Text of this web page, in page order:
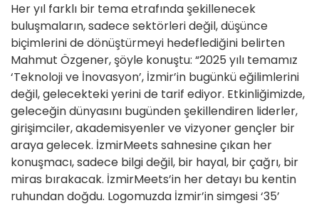
Her yıl farklı bir tema etrafında şekillenecek
buluşmaların, sadece sektörleri değil, düşünce
biçimlerini de dönüştürmeyi hedeflediğini belirten
Mahmut Özgener, şöyle konuştu: “2025 yılı temamız
‘Teknoloji ve İnovasyon’, İzmir’in bugünkü eğilimlerini
değil, gelecekteki yerini de tarif ediyor. Etkinliğimizde,
geleceğin dünyasını bugünden şekillendiren liderler,
girişimciler, akademisyenler ve vizyoner gençler bir
araya gelecek. İzmirMeets sahnesine çıkan her
konuşmacı, sadece bilgi değil, bir hayal, bir çağrı, bir
miras bırakacak. İzmirMeets’in her detayı bu kentin
ruhundan doğdu. Logomuzda İzmir’in simgesi ‘35’